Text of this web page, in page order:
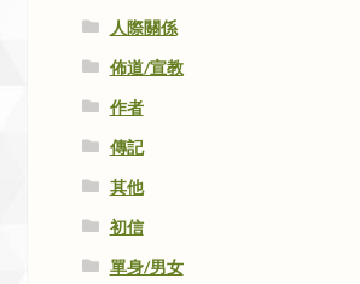
人際關係
佈道/宣教
作者
傳記
其他
初信
單身/男女